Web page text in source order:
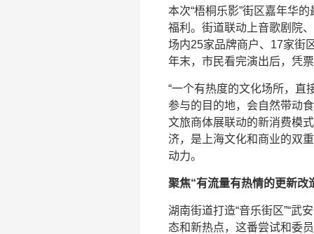
本次“梧桐乐影”街区嘉年华
福利。街道联动上音歌剧院
场内25家品牌商户、17家街
年末，市民看完演出后，凭
“一个有热度的文化场所，直
参与的目的地，会自然带动
文旅商体展联动的新消费模
济，是上海文化和商业的双
动力。
聚焦“有流量有热情的更新改
湖南街道打造“音乐街区”“武
态和新热点，这番尝试和委